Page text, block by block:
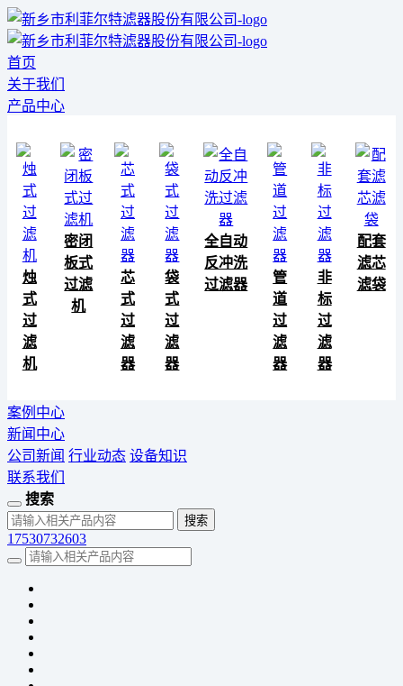
首页
关于我们
产品中心
烛
式
过
滤
机
密闭
板式
过滤
机
芯
式
过
滤
器
袋
式
过
滤
器
全自动
反冲洗
过滤器
管
道
过
滤
器
非
标
过
滤
器
配套
滤芯
滤袋
案例中心
新闻中心
公司新闻 行业动态 设备知识
联系我们
搜索
17530732603